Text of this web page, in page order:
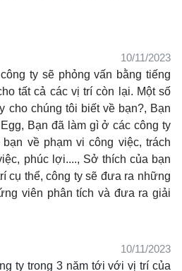
10/11/2023
ty sẽ phỏng vấn bằng tiếng
tất cả các vị trí còn lại. Một số
cho chúng tôi biết về bạn?, Bạn
Bạn đã làm gì ở các công ty
về phạm vi công việc, trách
phúc lợi...., Sở thích của bạn
cụ thể, công ty sẽ đưa ra những
viên phân tích và đưa ra giải
10/11/2023
ty trong 3 năm tới với vị trí của